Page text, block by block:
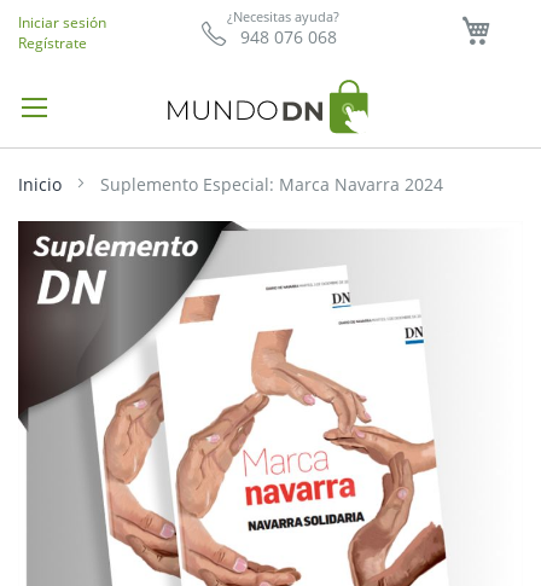
¿Necesitas ayuda?
948 076 068
Iniciar sesión
Regístrate
Inicio Suplemento Especial: Marca Navarra 2024
Saltar
final
de
imágenes